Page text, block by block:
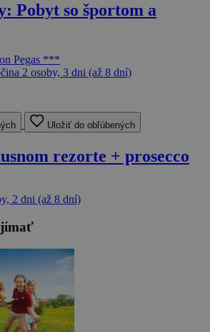
Pobyt so športom a
Pegas ***
2 osoby, 3 dni (až 8 dní)
Uložiť do obľúbených
rezorte + prosecco
2 dni (až 8 dní)